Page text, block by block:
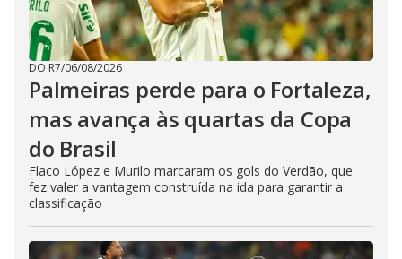
DO R7/06/08/2026
Palmeiras perde para o Fortaleza,
mas avança às quartas da Copa
do Brasil
Flaco López e Murilo marcaram os gols do Verdão, que
fez valer a vantagem construída na ida para garantir a
classificação